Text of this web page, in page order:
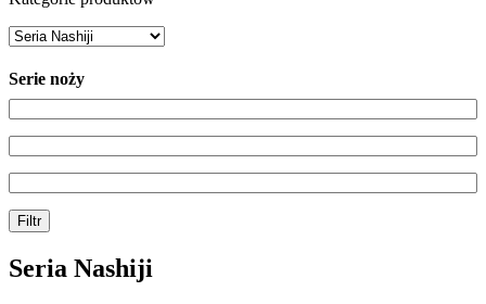
Serie noży
Filtr
Seria Nashiji